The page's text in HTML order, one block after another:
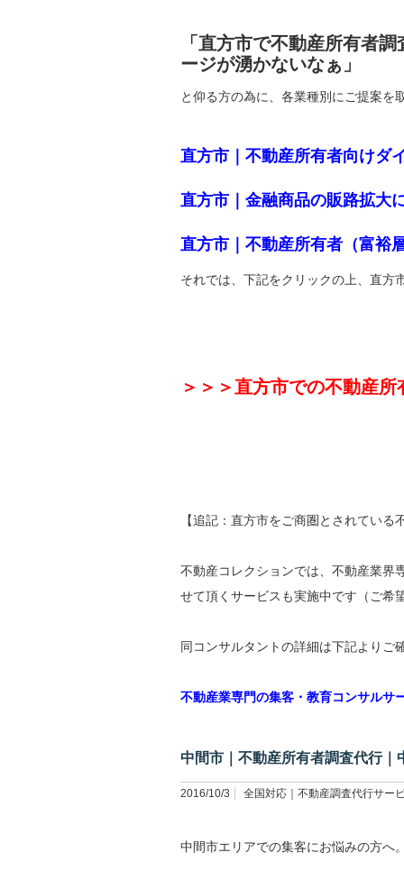
「直方市で不動産所有者
ージが湧かないなぁ」
と仰る方の為に、各業種別にご提案を
直方市｜不動産所有者向けダ
直方市｜金融商品の販路拡大
直方市｜不動産所有者（富裕
それでは、下記をクリックの上、直方
＞＞＞直方市での不動産
【追記：直方市をご商圏とされている
不動産コレクションでは、不動産業界
せて頂くサービスも実施中です（ご希
同コンサルタントの詳細は下記よりご
不動産業専門の集客・教育コンサルサ
中間市｜不動産所有者調査代行｜
2016/10/3 全国対応｜不動産調査代行サー
中間市エリアでの集客にお悩みの方へ